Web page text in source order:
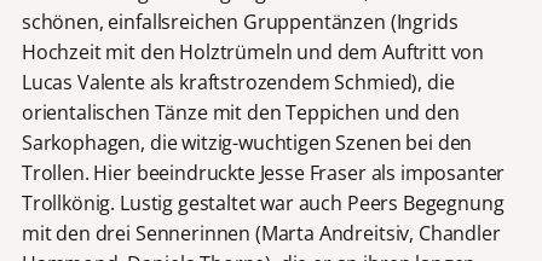
schönen, einfallsreichen Gruppentänzen (Ingrids
Hochzeit mit den Holztrümeln und dem Auftritt von
Lucas Valente als kraftstrozendem Schmied), die
orientalischen Tänze mit den Teppichen und den
Sarkophagen, die witzig-wuchtigen Szenen bei den
Trollen. Hier beeindruckte Jesse Fraser als imposanter
Trollkönig. Lustig gestaltet war auch Peers Begegnung
mit den drei Sennerinnen (Marta Andreitsiv, Chandler